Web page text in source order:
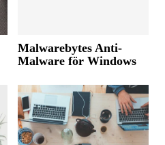
Malwarebytes Anti-
Malware för Windows